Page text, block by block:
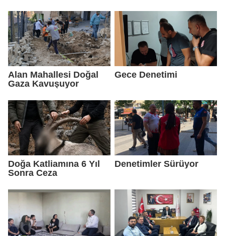
derece düşecek
Alan Mahallesi Doğal
Gaza Kavuşuyor
Gece Denetimi
Doğa Katliamına 6 Yıl
Sonra Ceza
Denetimler Sürüyor